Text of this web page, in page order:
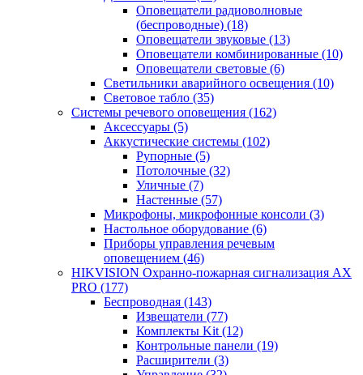
Оповещатели радиоволновые
(беспроводные) (18)
Оповещатели звуковые (13)
Оповещатели комбинированные (10)
Оповещатели световые (6)
Светильники аварийного освещения (10)
Световое табло (35)
Системы речевого оповещения (162)
Аксессуары (5)
Аккустические системы (102)
Рупорные (5)
Потолочные (32)
Уличные (7)
Настенные (57)
Микрофоны, микрофонные консоли (3)
Настольное оборудование (6)
Приборы управления речевым
оповещением (46)
HIKVISION Охранно-пожарная сигнализация AX
PRO (177)
Беспроводная (143)
Извещатели (77)
Комплекты Kit (12)
Контрольные панели (19)
Расширители (3)